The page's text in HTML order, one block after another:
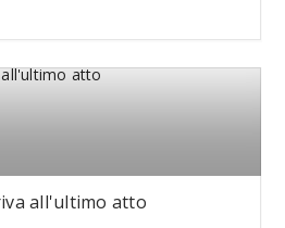
all'ultimo atto